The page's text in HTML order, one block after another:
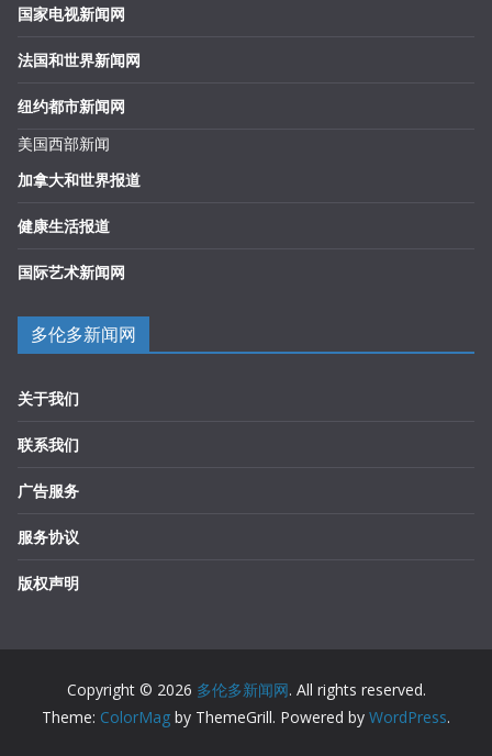
国家电视新闻网
法国和世界新闻网
纽约都市新闻网
美国西部新闻
加拿大和世界报道
健康生活报道
国际艺术新闻网
多伦多新闻网
关于我们
联系我们
广告服务
服务协议
版权声明
Copyright © 2026 多伦多新闻网. All rights reserved.
Theme: ColorMag by ThemeGrill. Powered by WordPress.